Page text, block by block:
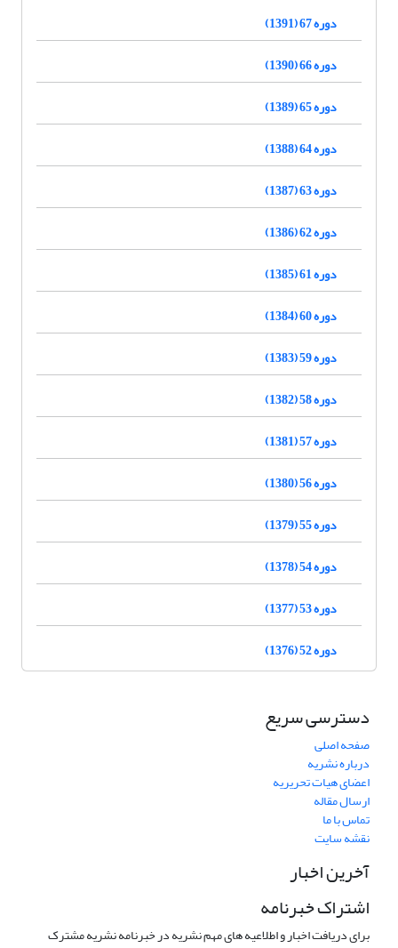
دوره 67 (1391)
دوره 66 (1390)
دوره 65 (1389)
دوره 64 (1388)
دوره 63 (1387)
دوره 62 (1386)
دوره 61 (1385)
دوره 60 (1384)
دوره 59 (1383)
دوره 58 (1382)
دوره 57 (1381)
دوره 56 (1380)
دوره 55 (1379)
دوره 54 (1378)
دوره 53 (1377)
دوره 52 (1376)
دسترسی سریع
صفحه اصلی
درباره نشریه
اعضای هیات تحریریه
ارسال مقاله
تماس با ما
نقشه سایت
آخرین اخبار
اشتراک خبرنامه
برای دریافت اخبار و اطلاعیه های مهم نشریه در خبرنامه نشریه مشترک